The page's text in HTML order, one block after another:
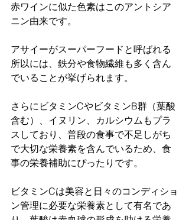
赤ワインに似た色素はこのアントシア
ニン由来です。
アサイーがスーパーフードと呼ばれる
所以には、鉄分や食物繊維も多く含ん
でいることが挙げられます。
さらにビタミンCやビタミンB群（葉酸
含む）、イヌリン、カルシウムもプラ
スしており、普段の食事で不足しがち
で大切な栄養素を含んでいるため、食
事の栄養補助にぴったりです。
ビタミンCは美容と日々のコンディショ
ン管理に必要な栄養素として有名であ